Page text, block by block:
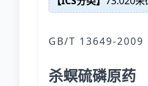
GB/T 13649-2009
杀螟硫磷原药